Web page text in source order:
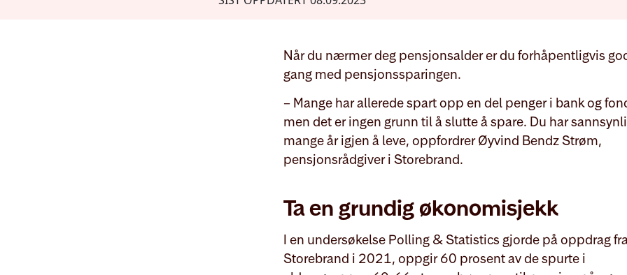
Når du nærmer deg pensjonsalder er du forhåpentligvis
gang med pensjonssparingen.
– Mange har allerede spart opp en del penger i bank og
men det er ingen grunn til å slutte å spare. Du har
mange år igjen å leve, oppfordrer Øyvind Bendz Strøm,
pensjonsrådgiver i Storebrand.
Ta en grundig økonomisjekk
I en undersøkelse Polling & Statistics gjorde på oppdrag
Storebrand i 2021, oppgir 60 prosent av de spurte i